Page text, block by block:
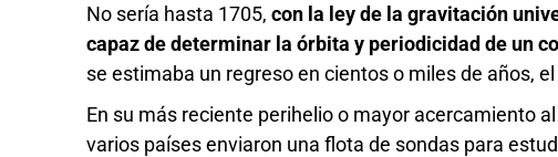
No sería hasta 1705,con la ley de la gravitación
capaz de determinar la órbita y periodicidad de un
se estimaba un regreso en cientos o miles de años,
En su más reciente perihelio o mayor acercamiento
varios países enviaron una flota de sondas para